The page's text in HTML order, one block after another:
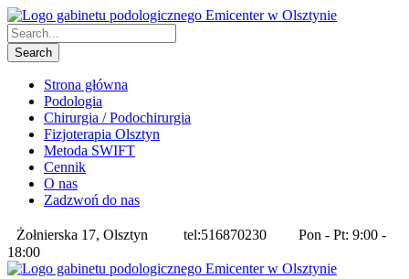
Strona główna
Podologia
Chirurgia / Podochirurgia
Fizjoterapia Olsztyn
Metoda SWIFT
Cennik
O nas
Zadzwoń do nas
Żołnierska 17, Olsztyn tel:516870230
Pon - Pt: 9:00 -
18:00